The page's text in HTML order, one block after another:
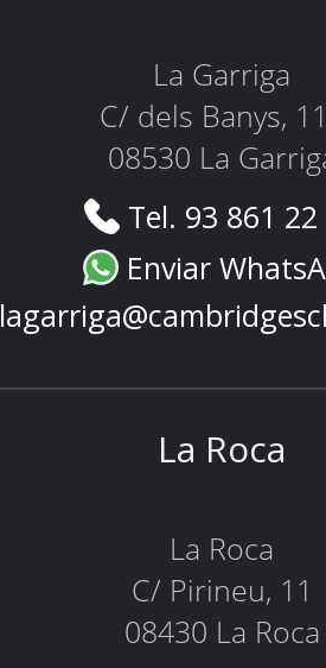
La Garriga
C/ dels Banys,
08530 La
Tel. 93 861
Enviar
La Roca
La Roca
C/ Pirineu, 11
08430 La Roca